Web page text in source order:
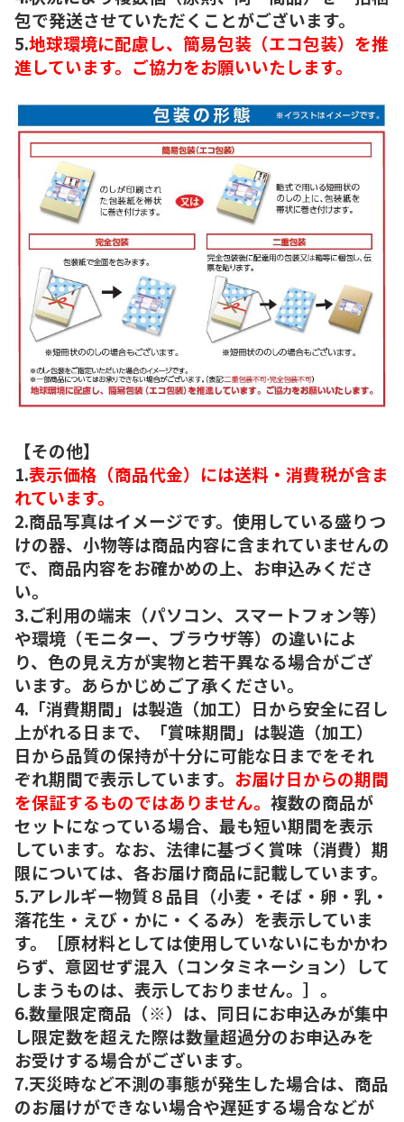
包で発送させていただくことがございます。
5.地球環境に配慮し、簡易包装（エコ包装）を推
進しています。ご協力をお願いいたします。
【その他】
1.表示価格（商品代金）には送料・消費税が含ま
れています。
2.商品写真はイメージです。使用している盛りつ
けの器、小物等は商品内容に含まれていませんの
で、商品内容をお確かめの上、お申込みくださ
い。
3.ご利用の端末（パソコン、スマートフォン等）
や環境（モニター、ブラウザ等）の違いによ
り、色の見え方が実物と若干異なる場合がござ
います。あらかじめご了承ください。
4.「消費期間」は製造（加工）日から安全に召し
上がれる日まで、「賞味期間」は製造（加工）
日から品質の保持が十分に可能な日までをそれ
ぞれ期間で表示しています。 お届け日からの期間
を保証するものではありません。 複数の商品が
セットになっている場合、最も短い期間を表示
しています。なお、法律に基づく賞味（消費）期
限については、各お届け商品に記載しています。
5.アレルギー物質８品目（小麦・そば・卵・乳・
落花生・えび・かに・くるみ）を表示していま
す。［原材料としては使用していないにもかかわ
らず、意図せず混入（コンタミネーション）して
しまうものは、表示しておりません。］。
6.数量限定商品（※）は、同日にお申込みが集中
し限定数を超えた際は数量超過分のお申込みを
お受けする場合がございます。
7.天災時など不測の事態が発生した場合は、商品
のお届けができない場合や遅延する場合などが